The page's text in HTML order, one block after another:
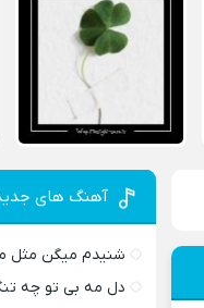
آهنگ های
شنیدم میگن مثل
دل مه بی تو چه